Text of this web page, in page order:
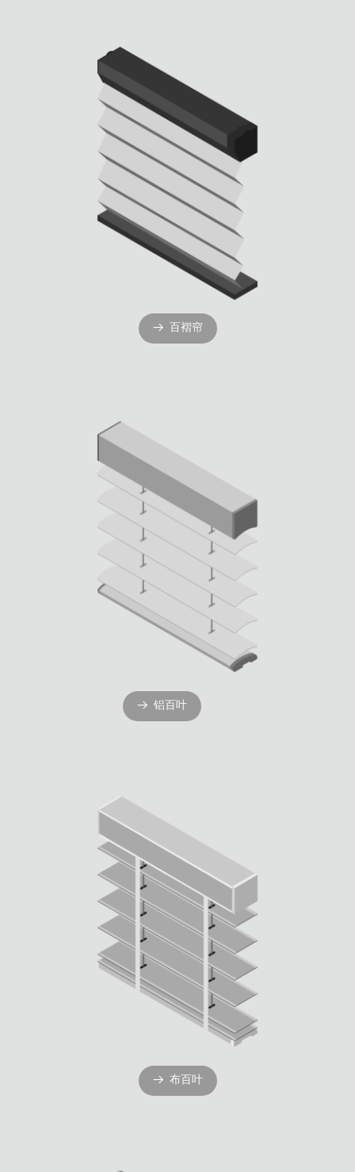
뀠 百褶帘
뀠 铝百叶
뀠 布百叶